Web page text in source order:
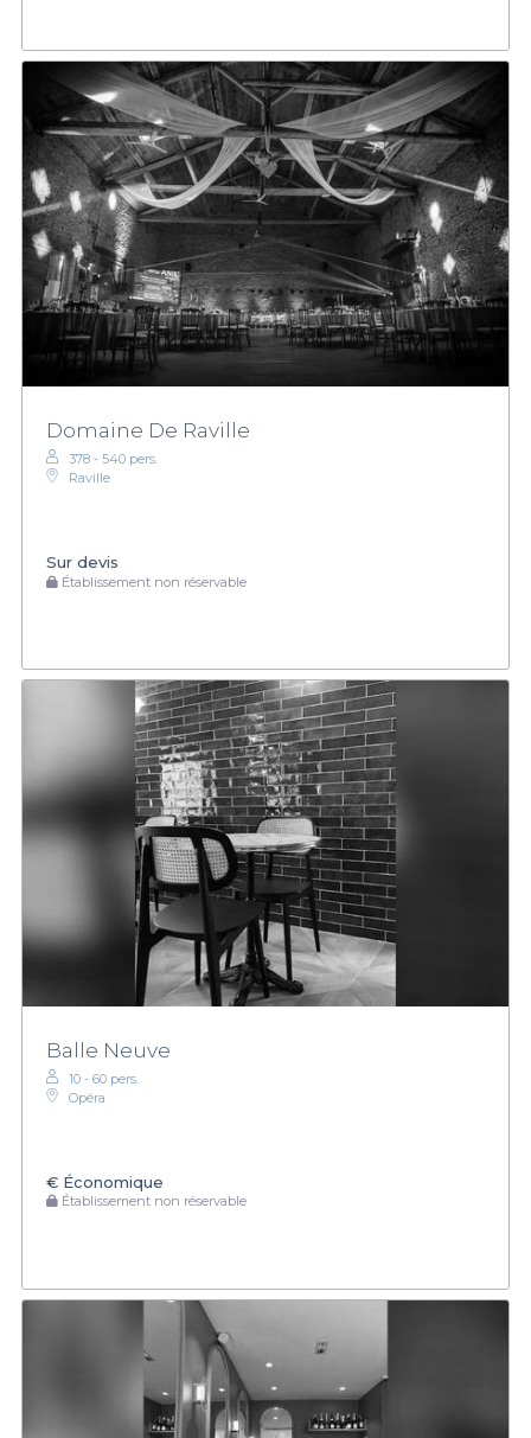
Domaine De Raville
378 - 540 pers.
Raville
Sur devis
Établissement non réservable
Balle Neuve
10 - 60 pers.
Opéra
€ Économique
Établissement non réservable